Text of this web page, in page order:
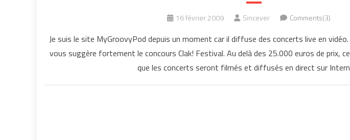
16 février 2009 Sincever Comments(3)
Je suis le site MyGroovyPod depuis un moment car il diffuse des concerts live en
vous suggère fortement le concours Clak! Festival. Au delà des 25.000 euros de prix,
que les concerts seront filmés et diffusés en direct sur